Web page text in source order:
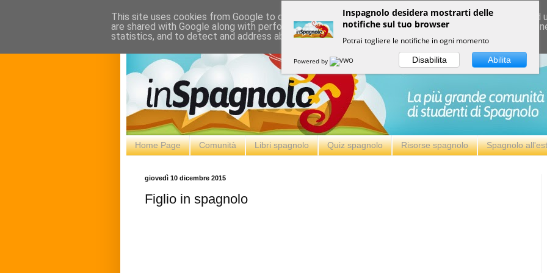
Home Page Comunità Libri spagnolo Quiz spagnolo Risorse spagnolo Spagnolo
giovedì 10 dicembre 2015
Figlio in spagnolo
This site uses cookies from Google to deliver its services and to analyze traffic. Your IP address and
are shared with Google along with performance and security metrics to ensure quality of service,
statistics, and to detect and address abuse.
Inspagnolo desidera mostrarti delle
notifiche sul tuo browser
Potrai togliere le notifiche in ogni momento
Powered by Disabilita Abilita